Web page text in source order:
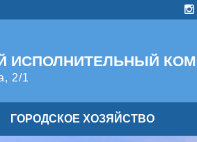
ИСПОЛНИТЕЛЬНЫЙ
2/1
ГОРОДСКОЕ ХОЗЯЙСТВО